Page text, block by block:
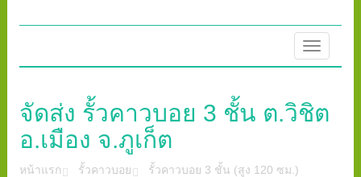
Toggle
จัดส่ง รั้วคาวบอย 3 ชั้น ต.วิชิต
อ.เมือง จ.ภูเก็ต
หน้าแรก รั้วคาวบอย รั้วคาวบอย 3 ชั้น (สูง 120 ซม.)